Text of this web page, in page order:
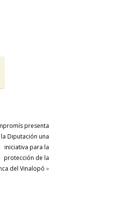
presenta
la Diputación una
iniciativa para la
protección de la
del Vinalopó »